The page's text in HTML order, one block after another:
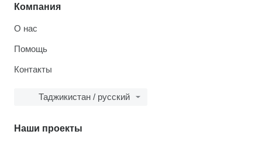
Компания
О нас
Помощь
Контакты
Таджикистан / русский
Наши проекты